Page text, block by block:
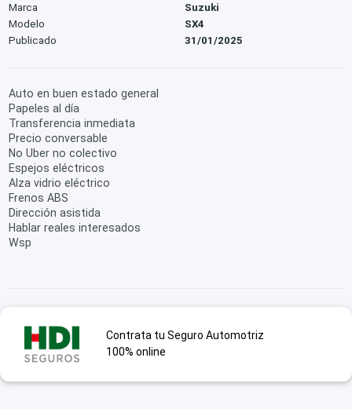
Marca
Suzuki
Modelo
SX4
Publicado
31/01/2025
Auto en buen estado general
Papeles al día
Transferencia inmediata
Precio conversable
No Uber no colectivo
Espejos eléctricos
Alza vidrio eléctrico
Frenos ABS
Dirección asistida
Hablar reales interesados
Wsp
Contrata tu Seguro Automotriz
100% online